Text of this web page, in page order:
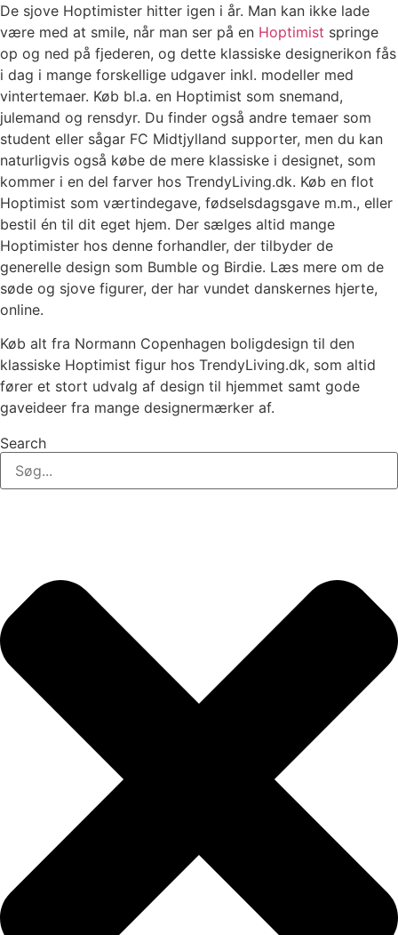
De sjove Hoptimister hitter igen i år. Man kan ikke lade
være med at smile, når man ser på en Hoptimist springe
op og ned på fjederen, og dette klassiske designerikon fås
i dag i mange forskellige udgaver inkl. modeller med
vintertemaer. Køb bl.a. en Hoptimist som snemand,
julemand og rensdyr. Du finder også andre temaer som
student eller sågar FC Midtjylland supporter, men du kan
naturligvis også købe de mere klassiske i designet, som
kommer i en del farver hos TrendyLiving.dk. Køb en flot
Hoptimist som værtindegave, fødselsdagsgave m.m., eller
bestil én til dit eget hjem. Der sælges altid mange
Hoptimister hos denne forhandler, der tilbyder de
generelle design som Bumble og Birdie. Læs mere om de
søde og sjove figurer, der har vundet danskernes hjerte,
online.
Køb alt fra Normann Copenhagen boligdesign til den
klassiske Hoptimist figur hos TrendyLiving.dk, som altid
fører et stort udvalg af design til hjemmet samt gode
gaveideer fra mange designermærker af.
Search